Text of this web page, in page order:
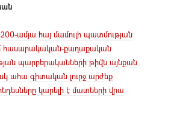
ամյա հայ մամուլի պատմության
հասարակական-քաղաքական
պարբերականների թիվն այնքան
ահա գիտական լուրջ արժեք
կարելի է մատների վրա